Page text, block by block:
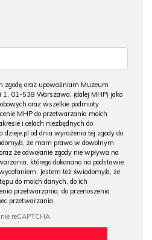
zgodę oraz upoważniam Muzeum
01-538 Warszawa, (dalej MHP) jako
oraz wszelkie podmioty
MHP do przetwarzania moich
i celach niezbędnych do
od dnia wyrażenia tej zgody do
a, że mam prawo w dowolnym
że odwołanie zgody nie wpływa na
którego dokonano na podstawie
Jestem też świadomy/a, że
do moich danych, do ich
przetwarzania, do przenoszenia
przetwarzania.